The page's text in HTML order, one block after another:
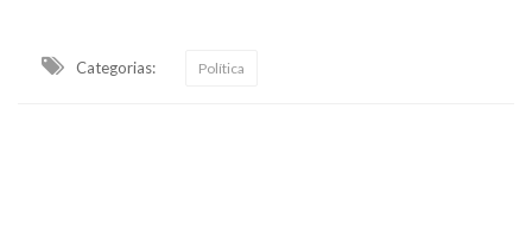
Categorias: Política